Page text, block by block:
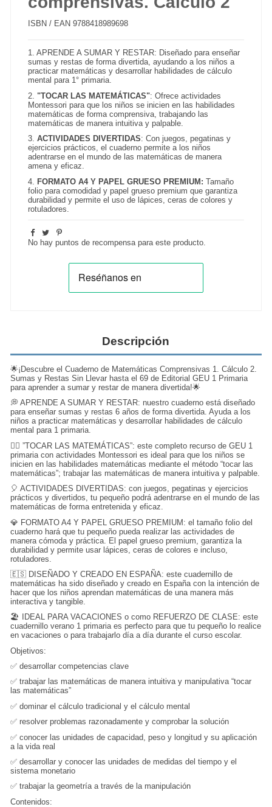
ISBN / EAN 9788418989698
1.APRENDE A SUMAR Y RESTAR: Diseñado para enseñar
sumas y restas de forma divertida, ayudando a los niños a
practicar matemáticas y desarrollar habilidades de cálculo
mental para 1° primaria.
2. "TOCAR LAS MATEMÁTICAS": Ofrece actividades
Montessori para que los niños se inicien en las habilidades
matemáticas de forma comprensiva, trabajando las
matemáticas de manera intuitiva y palpable.
3.ACTIVIDADES DIVERTIDAS: Con juegos, pegatinas y
ejercicios prácticos, el cuaderno permite a los niños
adentrarse en el mundo de las matemáticas de manera
amena y eficaz.
4. FORMATO A4 Y PAPEL GRUESO PREMIUM: Tamaño
folio para comodidad y papel grueso premium que garantiza
durabilidad y permite el uso de lápices, ceras de colores y
rotuladores.
No hay puntos de recompensa para este producto.
Descripción
🌟¡Descubre el Cuaderno de Matemáticas Comprensivas 1. Cálculo 2.
Sumas y Restas Sin Llevar hasta el 69 de Editorial GEU 1 Primaria
para aprender a sumar y restar de manera divertida!🌟
💭 APRENDE A SUMAR Y RESTAR: nuestro cuaderno está diseñado
para enseñar sumas y restas 6 años de forma divertida. Ayuda a los
niños a practicar matemáticas y desarrollar habilidades de cálculo
mental para 1 primaria.
🖐🏻 ”TOCAR LAS MATEMÁTICAS”: este completo recurso de GEU 1
primaria con actividades Montessori es ideal para que los niños se
inicien en las habilidades matemáticas mediante el método “tocar las
matemáticas”; trabajar las matemáticas de manera intuitiva y palpable.
🎈 ACTIVIDADES DIVERTIDAS: con juegos, pegatinas y ejercicios
prácticos y divertidos, tu pequeño podrá adentrarse en el mundo de las
matemáticas de forma entretenida y eficaz.
💎 FORMATO A4 Y PAPEL GRUESO PREMIUM: el tamaño folio del
cuaderno hará que tu pequeño pueda realizar las actividades de
manera cómoda y práctica. El papel grueso premium, garantiza la
durabilidad y permite usar lápices, ceras de colores e incluso,
rotuladores.
🇪🇸 DISEÑADO Y CREADO EN ESPAÑA: este cuadernillo de
matemáticas ha sido diseñado y creado en España con la intención de
hacer que los niños aprendan matemáticas de una manera más
interactiva y tangible.
🏖️ IDEAL PARA VACACIONES o como REFUERZO DE CLASE: este
cuadernillo verano 1 primaria es perfecto para que tu pequeño lo realice
en vacaciones o para trabajarlo día a día durante el curso escolar.
Objetivos:
✅ desarrollar competencias clave
✅ trabajar las matemáticas de manera intuitiva y manipulativa “tocar
las matemáticas”
✅ dominar el cálculo tradicional y el cálculo mental
✅ resolver problemas razonadamente y comprobar la solución
✅ conocer las unidades de capacidad, peso y longitud y su aplicación
a la vida real
✅ desarrollar y conocer las unidades de medidas del tiempo y el
sistema monetario
✅ trabajar la geometría a través de la manipulación
Contenidos: